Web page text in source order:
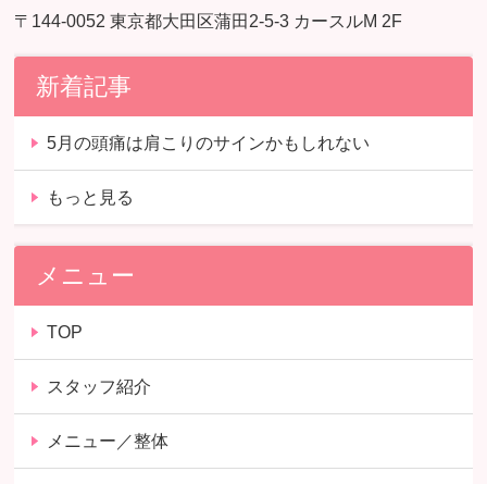
〒144-0052 東京都大田区蒲田2-5-3 カースルM 2F
新着記事
5月の頭痛は肩こりのサインかもしれない
もっと見る
メニュー
TOP
スタッフ紹介
メニュー／整体